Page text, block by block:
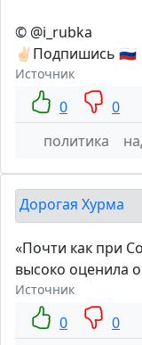
© @i_rubka
✌🏻Подпишись 🇷🇺
Источник
0 0
политика
Дорогая Хурма
«Почти как при
высоко оценила
Источник
0 0